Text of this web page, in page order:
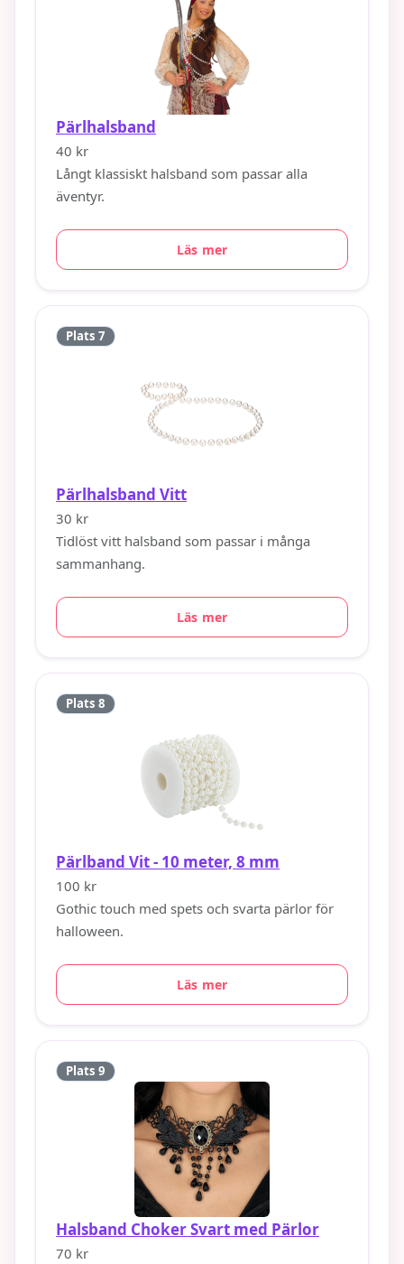
Pärlhalsband
40 kr
Långt klassiskt halsband som passar alla
äventyr.
Läs mer
Plats 7
Pärlhalsband Vitt
30 kr
Tidlöst vitt halsband som passar i många
sammanhang.
Läs mer
Plats 8
Pärlband Vit - 10 meter, 8 mm
100 kr
Gothic touch med spets och svarta pärlor för
halloween.
Läs mer
Plats 9
Halsband Choker Svart med Pärlor
70 kr